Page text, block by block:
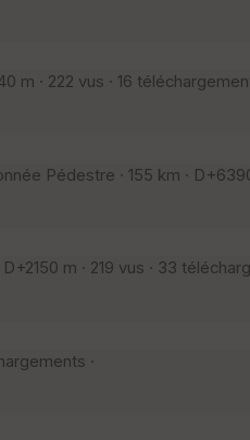
m · 222 vus · 16
Pédestre · 155 km ·
m · 219 vus · 33
·